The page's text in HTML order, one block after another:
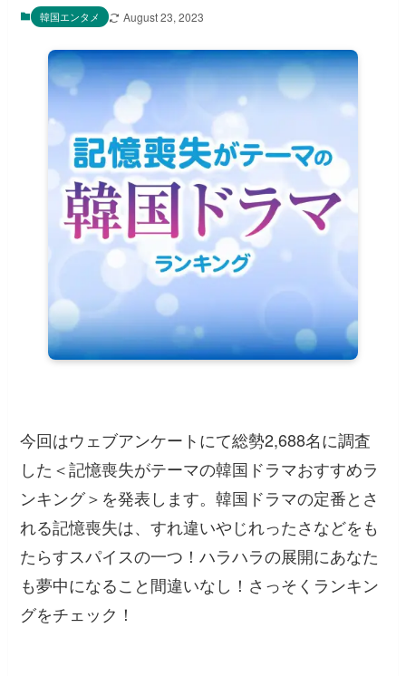
韓国エンタメ August 23, 2023
今回はウェブアンケートにて総勢2,688名に調査
した＜記憶喪失がテーマの韓国ドラマおすすめラ
ンキング＞を発表します。韓国ドラマの定番とさ
れる記憶喪失は、すれ違いやじれったさなどをも
たらすスパイスの一つ！ハラハラの展開にあなた
も夢中になること間違いなし！さっそくランキン
グをチェック！